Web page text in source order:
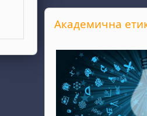
Прескочи Академична
Академична